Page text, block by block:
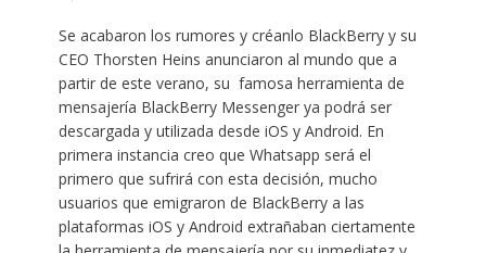
Se acabaron los rumores y créanlo BlackBerry y su
CEO Thorsten Heins anunciaron al mundo que a
partir de este verano, su famosa herramienta de
mensajería BlackBerry Messenger ya podrá ser
descargada y utilizada desde iOS y Android. En
primera instancia creo que Whatsapp será el
primero que sufrirá con esta decisión, mucho
usuarios que emigraron de BlackBerry a las
plataformas iOS y Android extrañaban ciertamente